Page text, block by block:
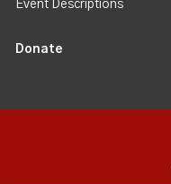
Event Descriptions
Donate